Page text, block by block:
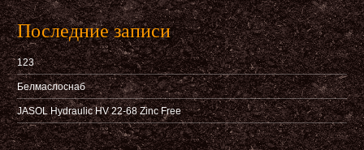
Последние записи
123
Белмаслоснаб
JASOL Hydraulic HV 22-68 Zinc Free